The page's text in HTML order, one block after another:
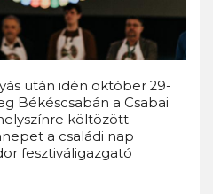
után idén október 29-
Békéscsabán a Csabai
költözött
a családi nap
fesztiváligazgató